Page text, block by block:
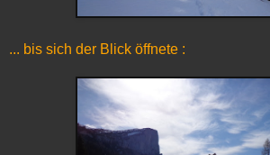
... bis sich der Blick öffnete :